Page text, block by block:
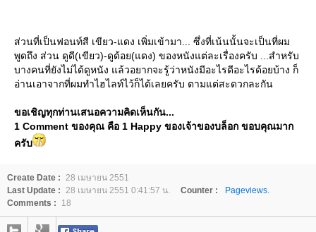
ส่วนที่เป็นฟอนท์สี เขียว-แดง เพิ่มเข้ามา... ซึ่งที่เน้นนั้นจะเป็นที่ผม
พูดถึง ส่วน ดูดี(เขียว)-ดูด้อย(แดง) ของหนังแต่ละเรื่องครับ ...สำหรับ
บางคนที่ยังไม่ได้ดูหนัง แล้วอยากจะรู้ว่าหนังมีอะไรดีอะไรด้อยบ้าง ก็
อ่านเอาจากที่ผมทำไฮไลท์ไว้ก็ได้เลยครับ ตามแต่สะดวกละกัน
ขอเชิญทุกท่านเสนอความคิดเห็นกัน...
1 Comment ของคุณ คือ 1 Happy ของเจ้าของบล็อก ขอบคุณมาก
ครับ
Create Date :
28 เมษายน 2551
Last Update :
28 เมษายน 2551 0:41:57 น. Counter :
Pageviews.
Comments :
18